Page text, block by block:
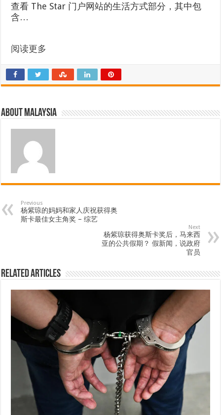
查看 The Star 门户网站的生活方式部分，其中包
含…
阅读更多
About Malaysia
Previous
杨紫琼的妈妈和家人庆祝获得奥
斯卡最佳女主角奖 – 综艺
Next
杨紫琼获得奥斯卡奖后，马来西
亚的公共假期？ 假新闻，说政府
官员
Related Articles